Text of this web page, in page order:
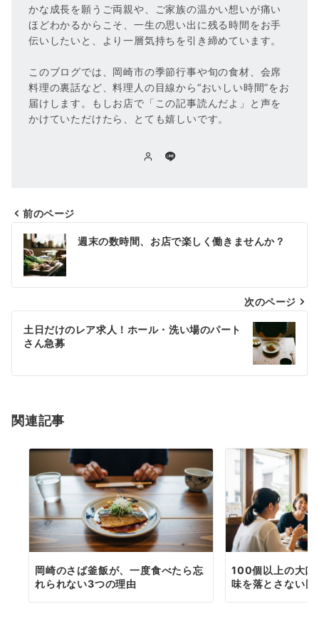
かな成長を願うご両親や、ご家族の温かい想いが痛い
ほどわかるからこそ、一生の思い出に残る時間をお手
伝いしたいと、より一層気持ちを引き締めています。
このブログでは、岡崎市の季節行事や旬の食材、会席
料理の裏話など、料理人の目線から“おいしい時間”をお
届けします。もしお店で「この記事読んだよ」と声を
かけていただけたら、とても嬉しいです。
投
稿
ナ
ビ
ゲ
シ
ン
前のページ
週末の数時間、お店で楽しく働きませんか？
次のページ
土日だけのレア求人！ホール・洗い場のパート
さん急募
関連記事
岡崎のさば釜飯が、一度食べたら忘
れられない3つの理由
100個以上の大口
味を落とさない